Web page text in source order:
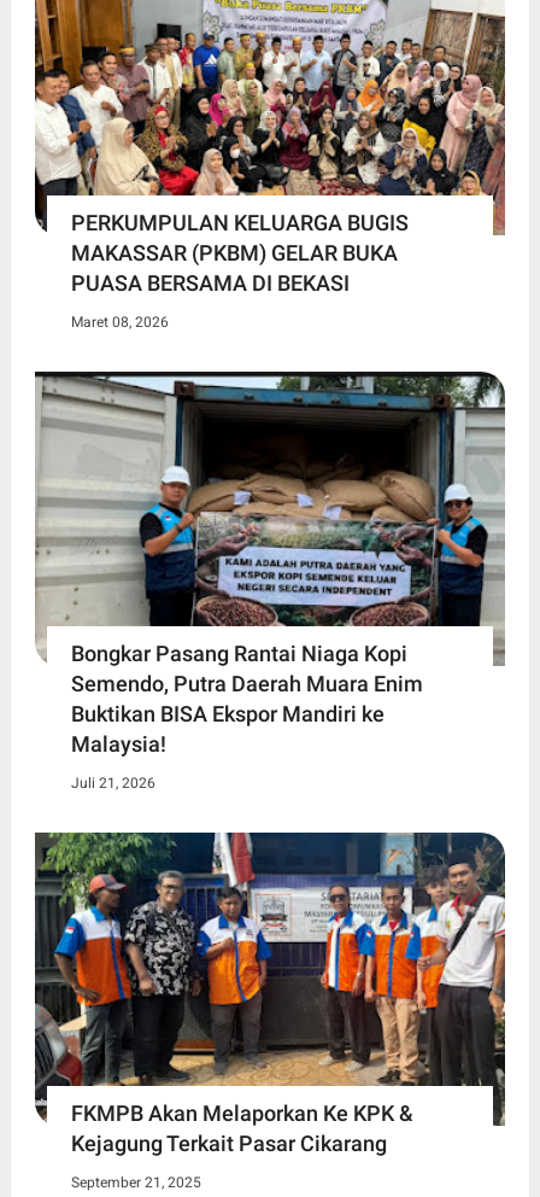
PERKUMPULAN KELUARGA BUGIS
MAKASSAR (PKBM) GELAR BUKA
PUASA BERSAMA DI BEKASI
Maret 08, 2026
Bongkar Pasang Rantai Niaga Kopi
Semendo, Putra Daerah Muara Enim
Buktikan BISA Ekspor Mandiri ke
Malaysia!
Juli 21, 2026
FKMPB Akan Melaporkan Ke KPK &
Kejagung Terkait Pasar Cikarang
September 21, 2025